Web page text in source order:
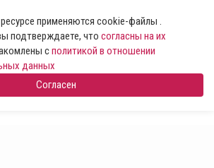
применяются cookie-файлы .
подтверждаете, что согласны на их
сполитикой в отношении
данных
Согласен